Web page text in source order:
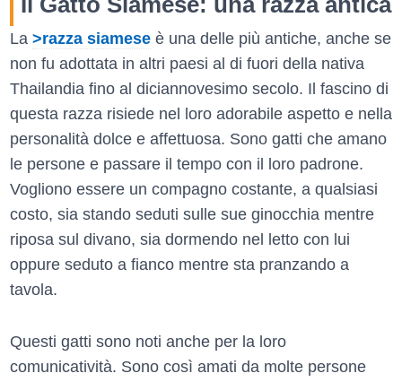
La >razza siamese è una delle più antiche, anche se
non fu adottata in altri paesi al di fuori della nativa
Thailandia fino al diciannovesimo secolo. Il fascino di
questa razza risiede nel loro adorabile aspetto e nella
personalità dolce e affettuosa. Sono gatti che amano
le persone e passare il tempo con il loro padrone.
Vogliono essere un compagno costante, a qualsiasi
costo, sia stando seduti sulle sue ginocchia mentre
riposa sul divano, sia dormendo nel letto con lui
oppure seduto a fianco mentre sta pranzando a
tavola.
Questi gatti sono noti anche per la loro
comunicatività. Sono così amati da molte persone